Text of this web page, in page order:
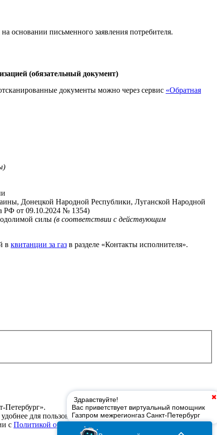
основании письменного заявления потребителя.
(обязательный документ)
документы можно через сервис «Обратная
Донецкой Народной Республики, Луганской Народной
РФ от 09.10.2024 № 1354)
силы (в соответствии с действующим
в квитанции за газ в разделе «Контакты исполнителя».
Петербург».
для пользователей. Нажав кнопку «Соглашаюсь», вы
с Политикой обработки персональных данных в ООО